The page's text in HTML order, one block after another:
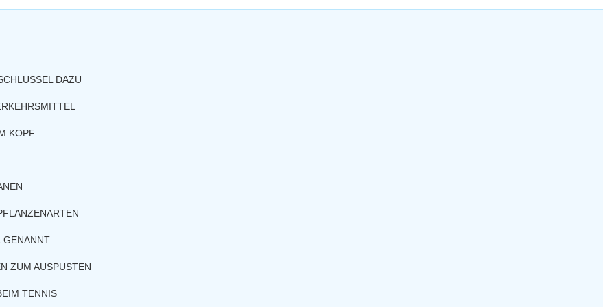
DAZU
KOPF
GENANNT
ZUM AUSPUSTEN
TENNIS